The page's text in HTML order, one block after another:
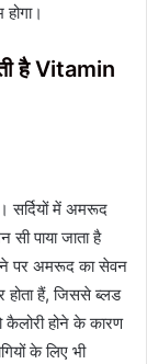
है Vitamin
सर्दियों में अमरूद
पाया जाता है
पर अमरूद का सेवन
होता हैं, जिससे ब्लड
होने के कारण
के लिए भी